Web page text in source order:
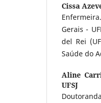
Cissa
Gerais -
del Rei
Saúde do
Aline
UFSJ